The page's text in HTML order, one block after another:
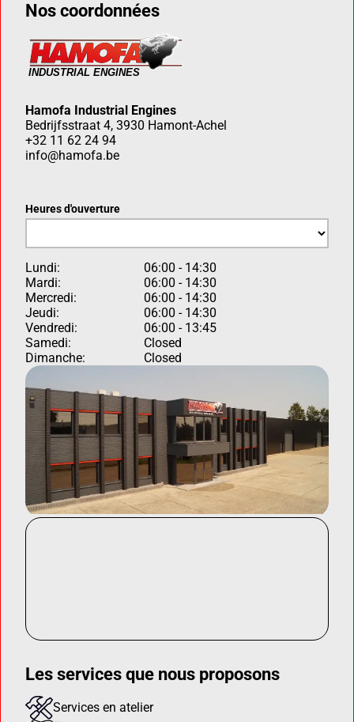
Nos coordonnées
Hamofa Industrial Engines
Bedrijfsstraat 4, 3930 Hamont-Achel
+32 11 62 24 94
info@hamofa.be
Heures d'ouverture
Lundi:
06:00 - 14:30
Mardi:
06:00 - 14:30
Mercredi:
06:00 - 14:30
Jeudi:
06:00 - 14:30
Vendredi:
06:00 - 13:45
Samedi:
Closed
Dimanche:
Closed
Les services que nous proposons
Services en atelier